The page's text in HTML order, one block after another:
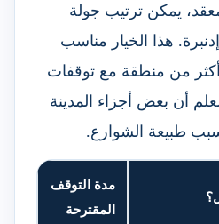
يمكن ترتيب جولة
هذا الخيار مناسب
من منطقة مع توقفات
أن بعض أجزاء المدينة
طبيعة الشوارع.
مدة التوقف
المقترحة